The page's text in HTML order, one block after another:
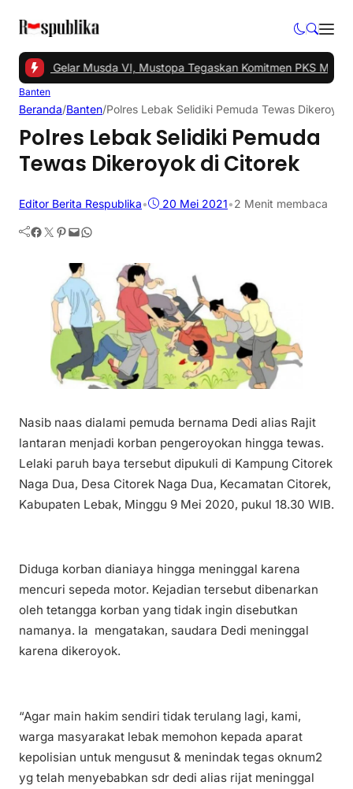
Gelar Musda VI, Mustopa Tegaskan Komitmen PKS
Banten
Beranda/Banten/Polres Lebak Selidiki Pemuda Tewas
Polres Lebak Selidiki Pemuda
Tewas Dikeroyok di Citorek
Editor Berita Respublika• 20 Mei 2021•2 Menit membaca
Facebook Twitter Pinterest Mail WhatsApp
Nasib naas dialami pemuda bernama Dedi alias Rajit
lantaran menjadi korban pengeroyokan hingga tewas.
Lelaki paruh baya tersebut dipukuli di Kampung Citorek
Naga Dua, Desa Citorek Naga Dua, Kecamatan Citorek,
Kabupaten Lebak, Minggu 9 Mei 2020, pukul 18.30 WIB.
Diduga korban dianiaya hingga meninggal karena
mencuri sepeda motor. Kejadian tersebut dibenarkan
oleh tetangga korban yang tidak ingin disebutkan
namanya. Ia mengatakan, saudara Dedi meninggal
karena dikeroyok.
“Agar main hakim sendiri tidak terulang lagi, kami,
warga masyarakat lebak memohon kepada aparat
kepolisian untuk mengusut & menindak tegas oknum2
yg telah menyebabkan sdr dedi alias rijat meninggal